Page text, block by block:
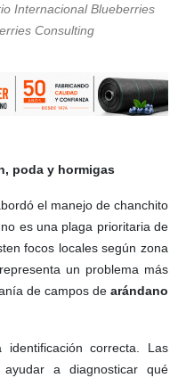
Internacional Blueberries
Consulting
poda y hormigas
el manejo de chanchito
es una plaga prioritaria de
focos locales según zona
un problema más
de campos de arándano
correcta. Las
a diagnosticar qué